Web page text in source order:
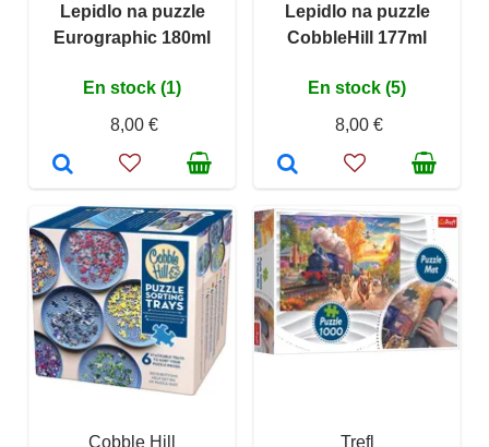
Lepidlo na puzzle
Eurographic 180ml
En stock (1)
8,00 €
Lepidlo na puzzle
CobbleHill 177ml
En stock (5)
8,00 €
Cobble Hill Trefl